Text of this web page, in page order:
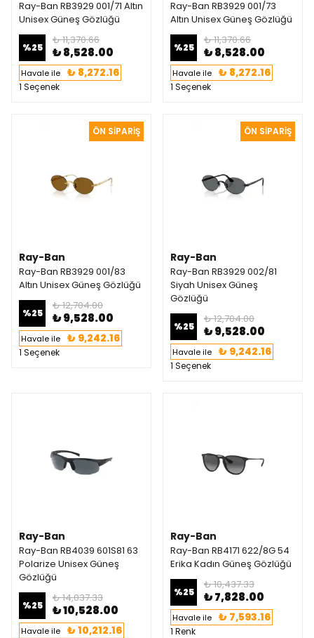
Ray-Ban RB3929 001/71 Altın
Unisex Güneş Gözlüğü
%25
₺ 11,370.66
₺ 8,528.00
Havale ile ₺ 8,272.16
1 Seçenek
Ray-Ban RB3929 001/73
Altın Unisex Güneş Gözlüğü
%25
₺ 11,370.66
₺ 8,528.00
Havale ile ₺ 8,272.16
1 Seçenek
Ray-Ban
Ray-Ban RB3929 001/83
Altın Unisex Güneş Gözlüğü
%25
₺ 12,704.00
₺ 9,528.00
Havale ile ₺ 9,242.16
1 Seçenek
Ray-Ban
Ray-Ban RB3929 002/81
Siyah Unisex Güneş
Gözlüğü
%25
₺ 12,704.00
₺ 9,528.00
Havale ile ₺ 9,242.16
1 Seçenek
Ray-Ban
Ray-Ban RB4039 601S81 63
Polarize Unisex Güneş
Gözlüğü
%25
₺ 14,037.33
₺ 10,528.00
Havale ile ₺ 10,212.16
Ray-Ban
Ray-Ban RB4171 622/8G 54
Erika Kadın Güneş Gözlüğü
%25
₺ 10,437.33
₺ 7,828.00
Havale ile ₺ 7,593.16
1 Renk